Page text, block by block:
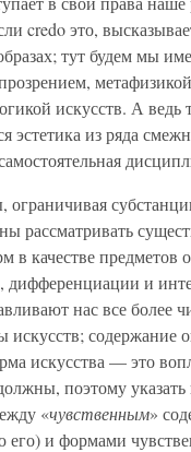
credo это,
тут будем мы
искусств. А ведь
эстетика из ряда
ограничивая
рассматривать
в качестве предметов
дифференциации и
нас все более
искусств; содержание
искусства — это
поэтому указать
«чувственным»
его) и формами